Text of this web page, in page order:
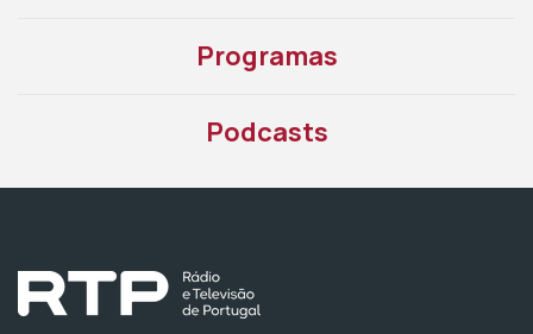
Programas
Podcasts